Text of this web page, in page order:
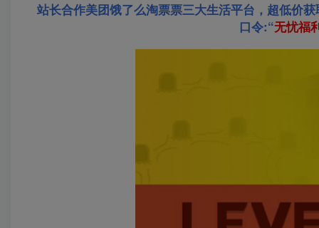
站长合作美团饿了么淘票票三大生活平台，超低价
口令:“无忧福